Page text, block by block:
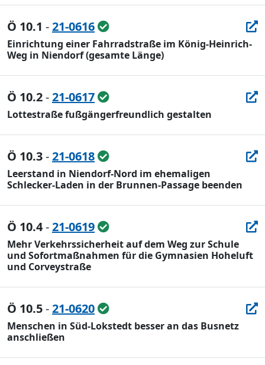
Ö 10.1 -21-0616
Einrichtung einer Fahrradstraße im König-Heinrich-
Weg in Niendorf (gesamte Länge)
Ö 10.2-21-0617
Lottestraße fußgängerfreundlich gestalten
Ö 10.3-21-0618
Leerstand in Niendorf-Nord im ehemaligen
Schlecker-Laden in der Brunnen-Passage beenden
Ö 10.4-21-0619
Mehr Verkehrssicherheit auf dem Weg zur Schule
und Sofortmaßnahmen für die Gymnasien Hoheluft
und Corveystraße
Ö 10.5-21-0620
Menschen in Süd-Lokstedt besser an das Busnetz
anschließen